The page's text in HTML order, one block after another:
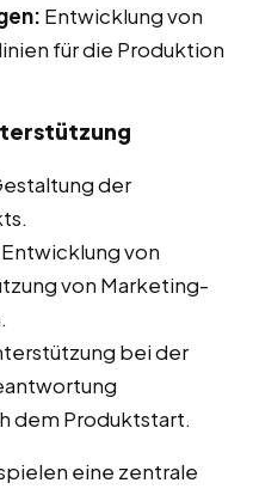
Entwicklung von
für die Produktion
der
Entwicklung von
von Marketing-
bei der
dem Produktstart.
eine zentrale